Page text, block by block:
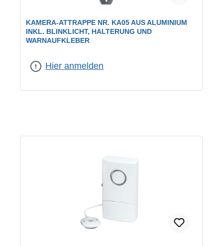
KAMERA-ATTRAPPE NR. KA05 AUS ALUMINIUM
INKL. BLINKLICHT, HALTERUNG UND
WARNAUFKLEBER
Hier anmelden